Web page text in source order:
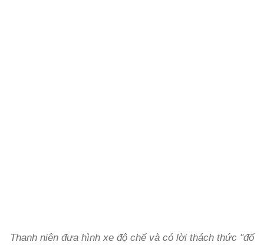
Thanh niên đưa hình xe độ chế và có lời thách thức "đố